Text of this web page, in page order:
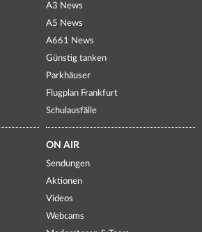
A3 News
A5 News
A661 News
Günstig tanken
Parkhäuser
Flugplan Frankfurt
Schulausfälle
ON AIR
Sendungen
Aktionen
Videos
Webcams